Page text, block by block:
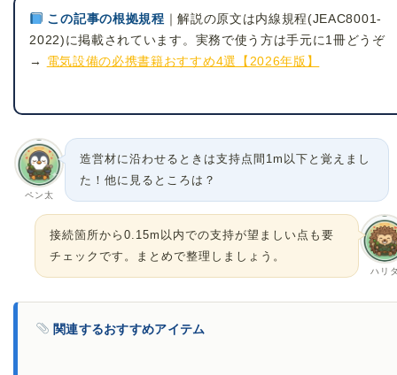
この記事の根拠規程 ｜解説の原文は内線規程(JEAC8001-
2022)に掲載されています。実務で使う方は手元に1冊どうぞ
→ 電気設備の必携書籍おすすめ4選【2026年版】
ペン太
造営材に沿わせるときは支持点間1m以下と覚えまし
た！他に見るところは？
ハリ
接続箇所から0.15m以内での支持が望ましい点も要
チェックです。まとめで整理しましょう。
関連するおすすめアイテム